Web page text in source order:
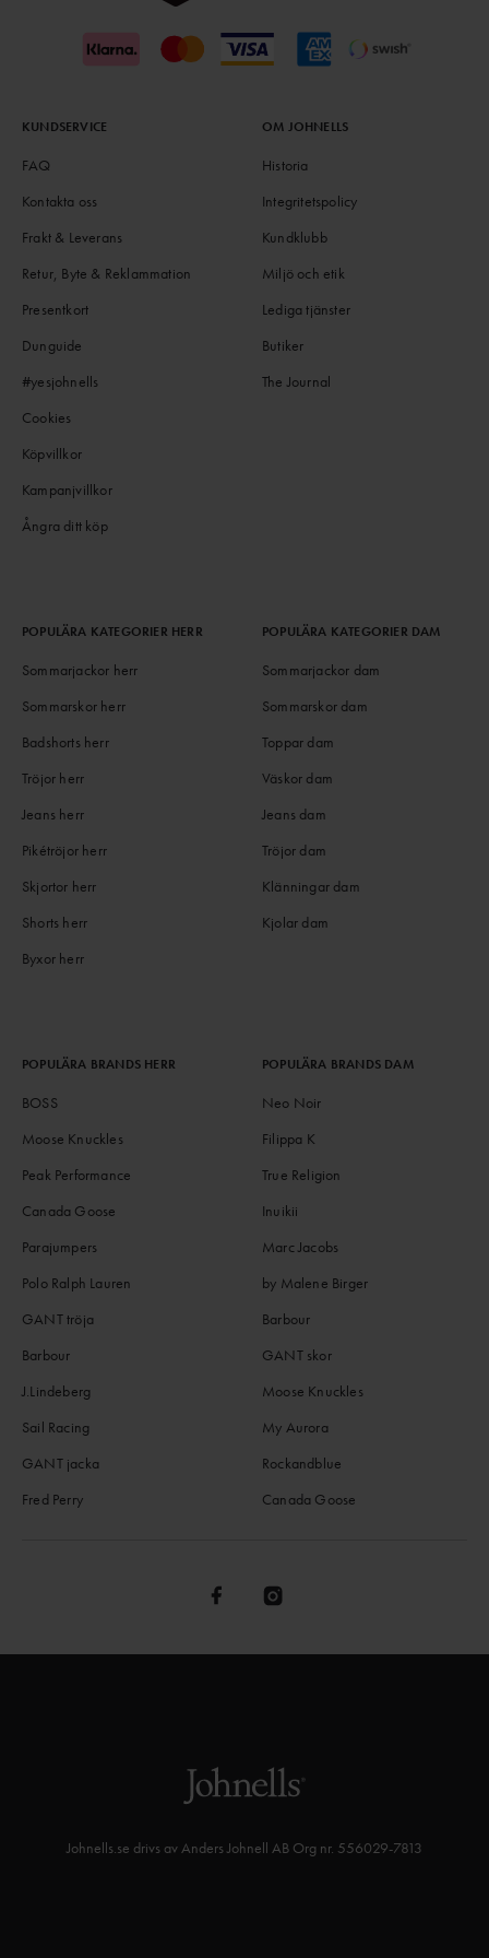
KUNDSERVICE
FAQ
Kontakta oss
Frakt & Leverans
Retur, Byte & Reklammation
Presentkort
Dunguide
#yesjohnells
Cookies
Köpvillkor
Kampanjvillkor
Ångra ditt köp
OM JOHNELLS
Historia
Integritetspolicy
Kundklubb
Miljö och etik
Lediga tjänster
Butiker
The Journal
POPULÄRA KATEGORIER HERR
Sommarjackor herr
Sommarskor herr
Badshorts herr
Tröjor herr
Jeans herr
Pikétröjor herr
Skjortor herr
Shorts herr
Byxor herr
POPULÄRA KATEGORIER DAM
Sommarjackor dam
Sommarskor dam
Toppar dam
Väskor dam
Jeans dam
Tröjor dam
Klänningar dam
Kjolar dam
POPULÄRA BRANDS HERR
BOSS
Moose Knuckles
Peak Performance
Canada Goose
Parajumpers
Polo Ralph Lauren
GANT tröja
Barbour
J.Lindeberg
Sail Racing
GANT jacka
Fred Perry
POPULÄRA BRANDS DAM
Neo Noir
Filippa K
True Religion
Inuikii
Marc Jacobs
by Malene Birger
Barbour
GANT skor
Moose Knuckles
My Aurora
Rockandblue
Canada Goose
Johnells.se drivs av Anders Johnell AB Org nr. 556029-7813